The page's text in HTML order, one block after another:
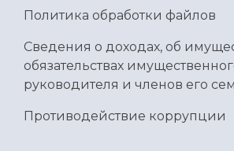
Политика обработки файлов
Сведения о доходах, об
обязательствах
руководителя и членов его
Противодействие коррупции